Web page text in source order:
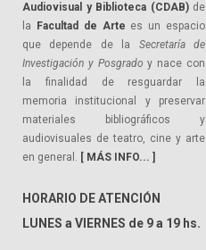
Audiovisual y Biblioteca (CDAB)de
la
Facultad de Arte es un espacio
que depende de la Secretaría de
Investigación y Posgrado y nace con
la finalidad de resguardar la
memoria institucional y preservar
materiales bibliográficos y
audiovisuales de teatro, cine y arte
en general. [ MÁS INFO... ]
HORARIO DE ATENCIÓN
LUNES a VIERNES de 9 a 19 hs.